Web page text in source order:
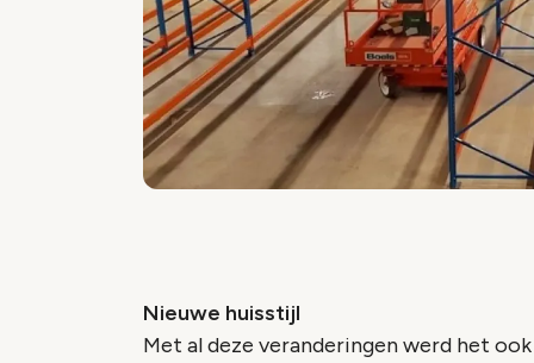
Nieuwe huisstijl
Met al deze veranderingen werd het